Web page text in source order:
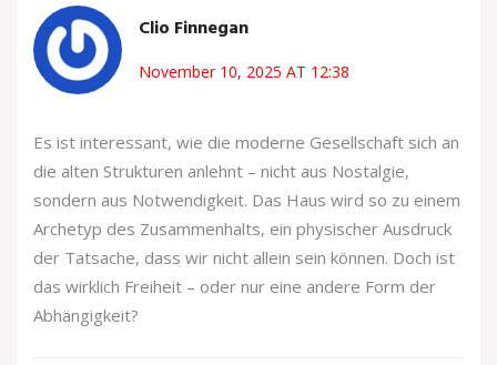
Clio Finnegan
November 10, 2025 AT 12:38
Es ist interessant, wie die moderne Gesellschaft sich an
die alten Strukturen anlehnt – nicht aus Nostalgie,
sondern aus Notwendigkeit. Das Haus wird so zu einem
Archetyp des Zusammenhalts, ein physischer Ausdruck
der Tatsache, dass wir nicht allein sein können. Doch ist
das wirklich Freiheit – oder nur eine andere Form der
Abhängigkeit?